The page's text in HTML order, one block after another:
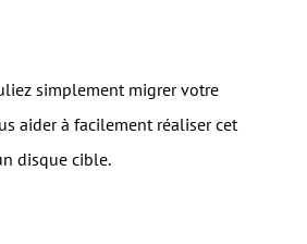
simplement migrer votre
aider à facilement réaliser cet
disque cible.